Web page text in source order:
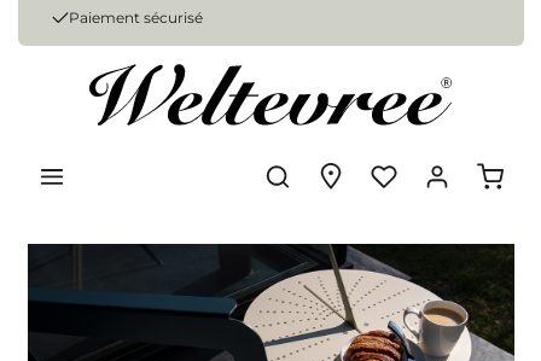
Paiement sécurisé